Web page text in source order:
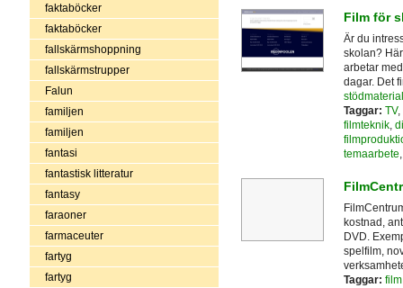
faktaböcker
faktaböcker
fallskärmshoppning
fallskärmstrupper
Falun
familjen
familjen
fantasi
fantastisk litteratur
fantasy
faraoner
farmaceuter
fartyg
fartyg
Film för
Är du
skolan?
arbetar
dagar. Det
Taggar: TV,
filmteknik,
temaarbete
kostnad,
DVD.
spelfilm,
Taggar: film